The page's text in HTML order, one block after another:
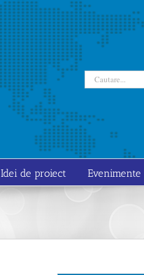
Cautare...
Idei de proiect Evenimente